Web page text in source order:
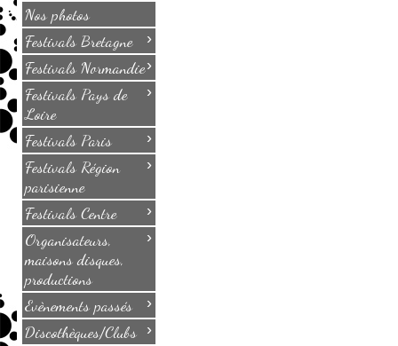
Nos photos
Festivals Bretagne
›
Festivals Normandie›
Festivals Pays de
Loire
›
Festivals Paris ›
Festivals Région
parisienne
›
Festivals Centre ›
Organisateurs,
maisons disques,
productions
›
Evènements passés ›
Discothèques/Clubs ›